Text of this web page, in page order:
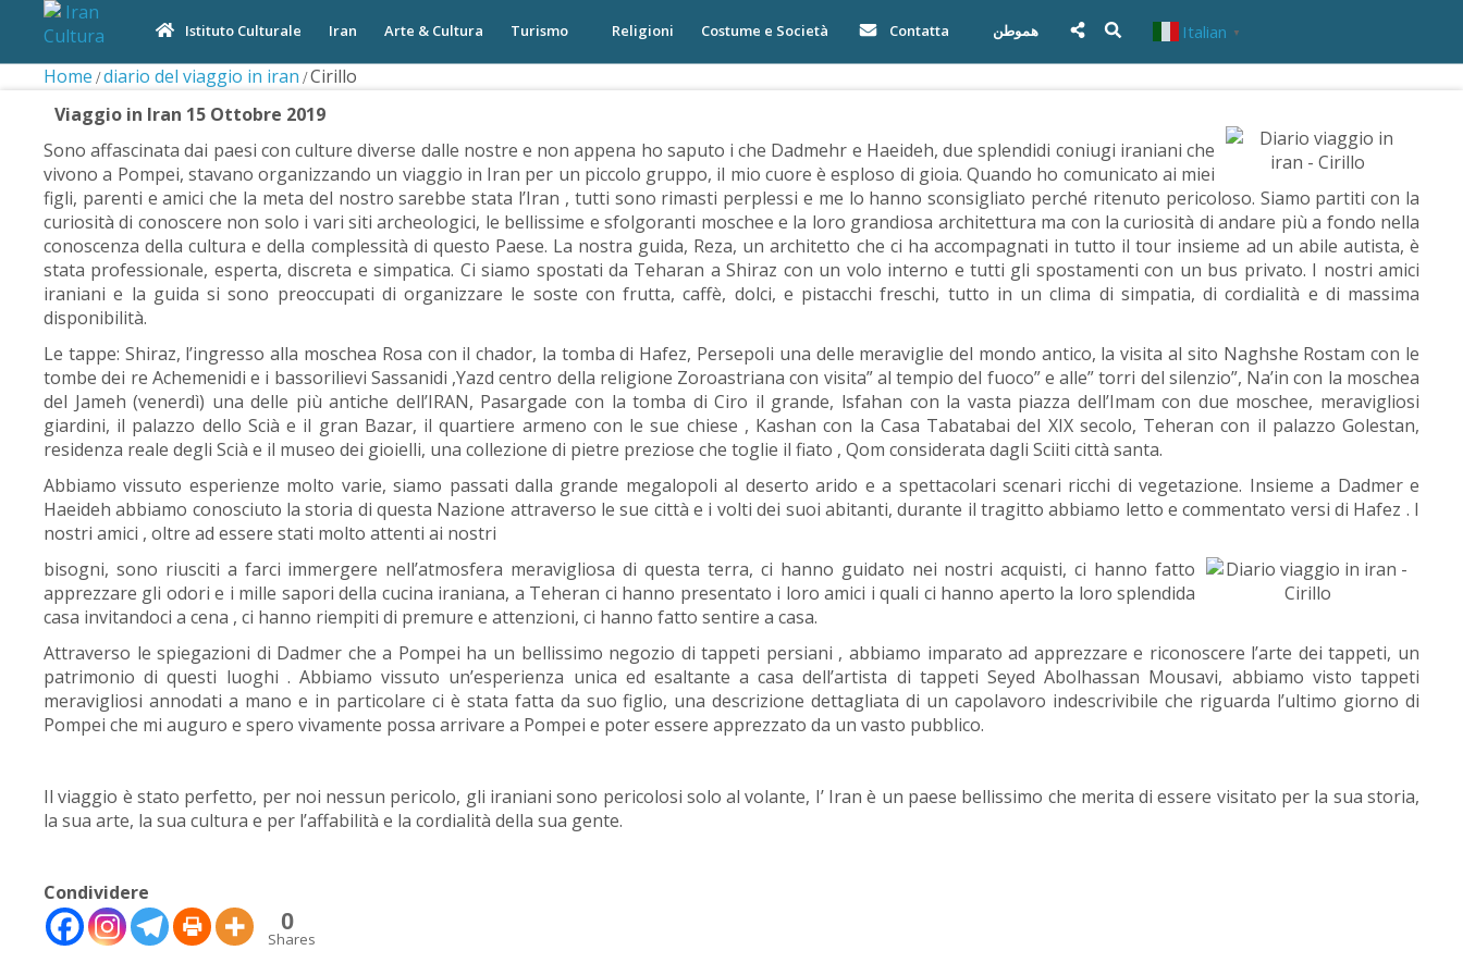
Istituto Culturale Iran Arte & Cultura Turismo Religioni Costume e Società Contatta هموطن Italian ▼
Home diario del viaggio in iran Cirillo
Viaggio in Iran 15 Ottobre 2019
Sono affascinata dai paesi con culture diverse dalle nostre e non appena ho saputo i che Dadmehr e Haeideh, due splendidi coniugi iraniani che
vivono a Pompei, stavano organizzando un viaggio in Iran per un piccolo gruppo, il mio cuore è esploso di gioia. Quando ho comunicato ai miei
figli, parenti e amici che la meta del nostro sarebbe stata l’Iran , tutti sono rimasti perplessi e me lo hanno sconsigliato perché ritenuto pericoloso. Siamo partiti con la
curiosità di conoscere non solo i vari siti archeologici, le bellissime e sfolgoranti moschee e la loro grandiosa architettura ma con la curiosità di andare più a fondo nella
conoscenza della cultura e della complessità di questo Paese. La nostra guida, Reza, un architetto che ci ha accompagnati in tutto il tour insieme ad un abile autista, è
stata professionale, esperta, discreta e simpatica. Ci siamo spostati da Teharan a Shiraz con un volo interno e tutti gli spostamenti con un bus privato. I nostri amici
iraniani e la guida si sono preoccupati di organizzare le soste con frutta, caffè, dolci, e pistacchi freschi, tutto in un clima di simpatia, di cordialità e di massima
disponibilità.
Le tappe: Shiraz, l’ingresso alla moschea Rosa con il chador, la tomba di Hafez, Persepoli una delle meraviglie del mondo antico, la visita al sito Naghshe Rostam con le
tombe dei re Achemenidi e i bassorilievi Sassanidi ,Yazd centro della religione Zoroastriana con visita” al tempio del fuoco” e alle” torri del silenzio”, Na’in con la moschea
del Jameh (venerdì) una delle più antiche dell’IRAN, Pasargade con la tomba di Ciro il grande, lsfahan con la vasta piazza dell’Imam con due moschee, meravigliosi
giardini, il palazzo dello Scià e il gran Bazar, il quartiere armeno con le sue chiese , Kashan con la Casa Tabatabai del XIX secolo, Teheran con il palazzo Golestan,
residenza reale degli Scià e il museo dei gioielli, una collezione di pietre preziose che toglie il fiato , Qom considerata dagli Sciiti città santa.
Abbiamo vissuto esperienze molto varie, siamo passati dalla grande megalopoli al deserto arido e a spettacolari scenari ricchi di vegetazione. Insieme a Dadmer e
Haeideh abbiamo conosciuto la storia di questa Nazione attraverso le sue città e i volti dei suoi abitanti, durante il tragitto abbiamo letto e commentato versi di Hafez . I
nostri amici , oltre ad essere stati molto attenti ai nostri
bisogni, sono riusciti a farci immergere nell’atmosfera meravigliosa di questa terra, ci hanno guidato nei nostri acquisti, ci hanno fatto
apprezzare gli odori e i mille sapori della cucina iraniana, a Teheran ci hanno presentato i loro amici i quali ci hanno aperto la loro splendida
casa invitandoci a cena , ci hanno riempiti di premure e attenzioni, ci hanno fatto sentire a casa.
Attraverso le spiegazioni di Dadmer che a Pompei ha un bellissimo negozio di tappeti persiani , abbiamo imparato ad apprezzare e riconoscere l’arte dei tappeti, un
patrimonio di questi luoghi . Abbiamo vissuto un’esperienza unica ed esaltante a casa dell’artista di tappeti Seyed Abolhassan Mousavi, abbiamo visto tappeti
meravigliosi annodati a mano e in particolare ci è stata fatta da suo figlio, una descrizione dettagliata di un capolavoro indescrivibile che riguarda l’ultimo giorno di
Pompei che mi auguro e spero vivamente possa arrivare a Pompei e poter essere apprezzato da un vasto pubblico.
Il viaggio è stato perfetto, per noi nessun pericolo, gli iraniani sono pericolosi solo al volante, I’ Iran è un paese bellissimo che merita di essere visitato per la sua storia,
la sua arte, la sua cultura e per l’affabilità e la cordialità della sua gente.
Condividere
0
Shares
-A Attuale: 100% +A